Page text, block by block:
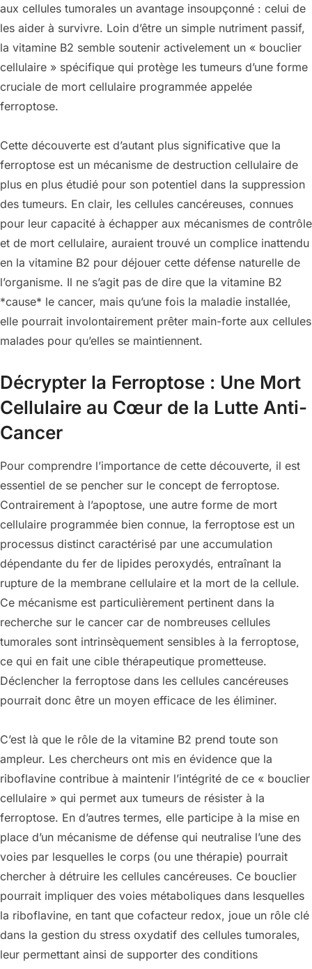
aux cellules tumorales un avantage insoupçonné : celui de
les aider à survivre. Loin d’être un simple nutriment passif,
la vitamine B2 semble soutenir activelement un « bouclier
cellulaire » spécifique qui protège les tumeurs d’une forme
cruciale de mort cellulaire programmée appelée
ferroptose.
Cette découverte est d’autant plus significative que la
ferroptose est un mécanisme de destruction cellulaire de
plus en plus étudié pour son potentiel dans la suppression
des tumeurs. En clair, les cellules cancéreuses, connues
pour leur capacité à échapper aux mécanismes de contrôle
et de mort cellulaire, auraient trouvé un complice inattendu
en la vitamine B2 pour déjouer cette défense naturelle de
l’organisme. Il ne s’agit pas de dire que la vitamine B2
*cause* le cancer, mais qu’une fois la maladie installée,
elle pourrait involontairement prêter main-forte aux cellules
malades pour qu’elles se maintiennent.
Décrypter la Ferroptose : Une Mort
Cellulaire au Cœur de la Lutte Anti-
Cancer
Pour comprendre l’importance de cette découverte, il est
essentiel de se pencher sur le concept de ferroptose.
Contrairement à l’apoptose, une autre forme de mort
cellulaire programmée bien connue, la ferroptose est un
processus distinct caractérisé par une accumulation
dépendante du fer de lipides peroxydés, entraînant la
rupture de la membrane cellulaire et la mort de la cellule.
Ce mécanisme est particulièrement pertinent dans la
recherche sur le cancer car de nombreuses cellules
tumorales sont intrinsèquement sensibles à la ferroptose,
ce qui en fait une cible thérapeutique prometteuse.
Déclencher la ferroptose dans les cellules cancéreuses
pourrait donc être un moyen efficace de les éliminer.
C’est là que le rôle de la vitamine B2 prend toute son
ampleur. Les chercheurs ont mis en évidence que la
riboflavine contribue à maintenir l’intégrité de ce « bouclier
cellulaire » qui permet aux tumeurs de résister à la
ferroptose. En d’autres termes, elle participe à la mise en
place d’un mécanisme de défense qui neutralise l’une des
voies par lesquelles le corps (ou une thérapie) pourrait
chercher à détruire les cellules cancéreuses. Ce bouclier
pourrait impliquer des voies métaboliques dans lesquelles
la riboflavine, en tant que cofacteur redox, joue un rôle clé
dans la gestion du stress oxydatif des cellules tumorales,
leur permettant ainsi de supporter des conditions